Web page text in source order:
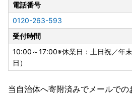
電話番号
0120-263-593
受付時間
10:00～17:00※休業日：土日祝／年
日）
当自治体へ寄附済みでメールで